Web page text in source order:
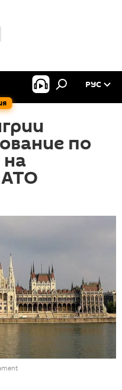
РУС
по